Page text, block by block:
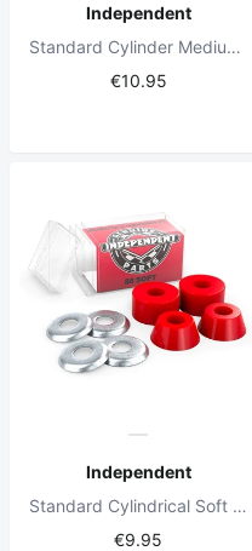
Independent
Standard Cylinder Medium hard 92a blue Bushings
€10.95
Independent
Standard Cylindrical Soft 88a red Bushings
€9.95